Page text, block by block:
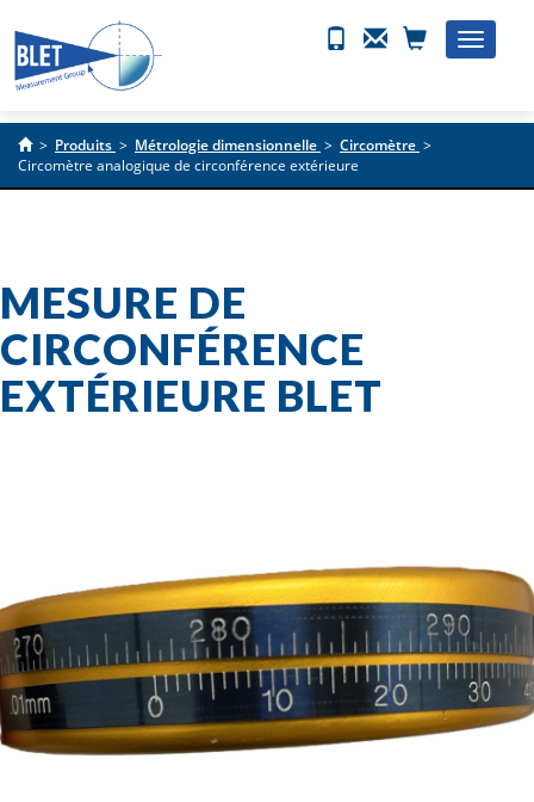
Toggle
> Produits > Métrologie dimensionnelle > Circomètre >
Circomètre analogique de circonférence extérieure
MESURE DE
CIRCONFÉRENCE
EXTÉRIEURE BLET